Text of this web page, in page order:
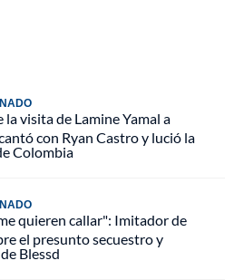
la visita de Lamine Yamal a
con Ryan Castro y lució la
Colombia
quieren callar": Imitador de
el presunto secuestro y
Blessd